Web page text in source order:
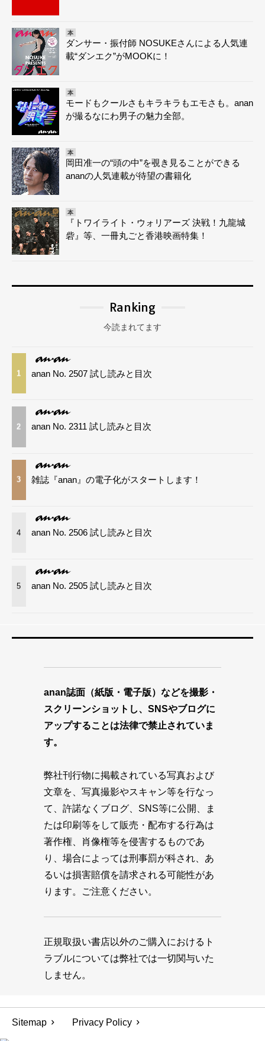
本
ダンサー・振付師 NOSUKEさんによる人気連
載“ダンエク”がMOOKに！
本
モードもクールさもキラキラもエモさも。anan
が撮るなにわ男子の魅力全部。
本
岡田准一の“頭の中”を覗き見ることができる
ananの人気連載が待望の書籍化
本
『トワイライト・ウォリアーズ 決戦！九龍城
砦』等、一冊丸ごと香港映画特集！
Ranking
今読まれてます
1 anan No. 2507 試し読みと目次
2 anan No. 2311 試し読みと目次
3 雑誌『anan』の電子化がスタートします！
4 anan No. 2506 試し読みと目次
5 anan No. 2505 試し読みと目次
anan誌面（紙版・電子版）などを撮影・
スクリーンショットし、SNSやブログに
アップすることは法律で禁止されていま
す。
弊社刊行物に掲載されている写真および
文章を、写真撮影やスキャン等を行なっ
て、許諾なくブログ、SNS等に公開、ま
たは印刷等をして販売・配布する行為は
著作権、肖像権等を侵害するものであ
り、場合によっては刑事罰が科され、あ
るいは損害賠償を請求される可能性があ
ります。ご注意ください。
正規取扱い書店以外のご購入におけるト
ラブルについては弊社では一切関与いた
しません。
Sitemap Privacy Policy